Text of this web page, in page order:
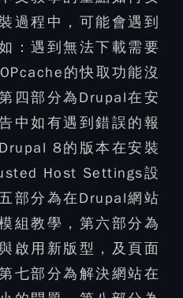
過程中，可能會遇到
：遇到無法下載需要
的快取功能沒
四部分為Drupal在安
中如有遇到錯誤的報
8的版本在安裝
Host Settings設
部分為在Drupal網站
組教學，第六部分為
啟用新版型，及頁面
七部分為解決網站在